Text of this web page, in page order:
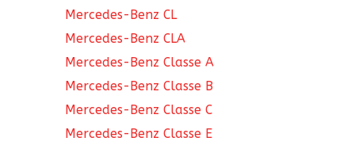
Mercedes-Benz CL
Mercedes-Benz CLA
Mercedes-Benz Classe A
Mercedes-Benz Classe B
Mercedes-Benz Classe C
Mercedes-Benz Classe E